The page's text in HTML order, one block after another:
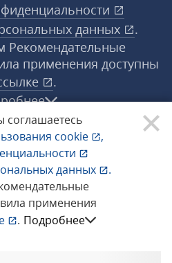
соглашаетесь
cookie
,
данных
.
применения
. Подробнее
данных
.
Рекомендательные
применения доступны
.
®. Все права
об ошибке